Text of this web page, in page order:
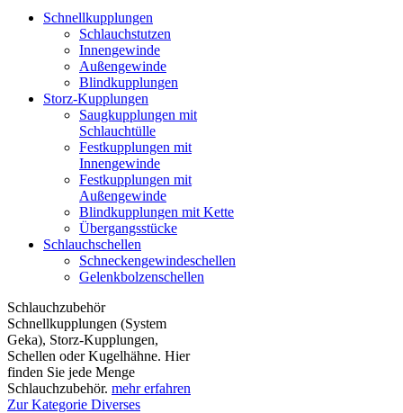
Schnellkupplungen
Schlauchstutzen
Innengewinde
Außengewinde
Blindkupplungen
Storz-Kupplungen
Saugkupplungen mit
Schlauchtülle
Festkupplungen mit
Innengewinde
Festkupplungen mit
Außengewinde
Blindkupplungen mit Kette
Übergangsstücke
Schlauchschellen
Schneckengewindeschellen
Gelenkbolzenschellen
Schlauchzubehör
Schnellkupplungen (System
Geka), Storz-Kupplungen,
Schellen oder Kugelhähne. Hier
finden Sie jede Menge
Schlauchzubehör. mehr erfahren
Zur Kategorie Diverses